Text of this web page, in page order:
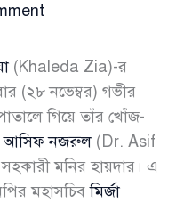
(Khaleda Zia)-র
(২৮ নভেম্বর) গভীর
গিয়ে তাঁর খোঁজ-
আসিফ নজরুল(Dr. Asif
মনির হায়দার। এ
মহাসচিবমির্জা